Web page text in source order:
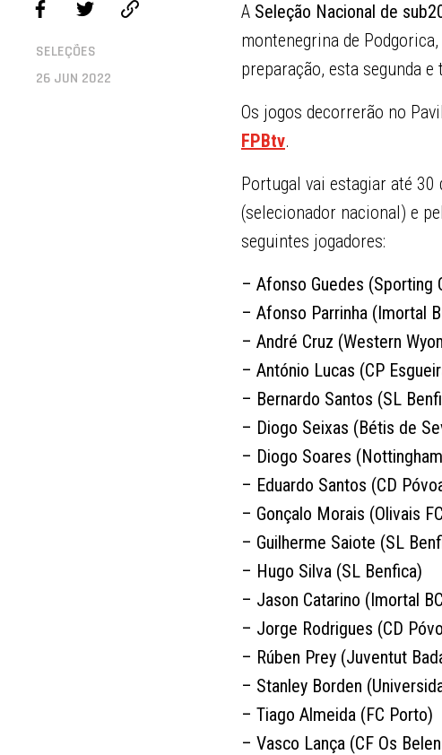
SELEÇÕES
26 JUN 2022
A Seleção Nacional de
montenegrina de
preparação, esta segunda
Os jogos decorrerão no
FPBtv.
Portugal vai estagiar até 30
(selecionador nacional) e
seguintes jogadores:
– Afonso Guedes (Sporting
– Afonso Parrinha (Imortal
– André Cruz (Western
– António Lucas (CP
– Bernardo Santos (SL
– Diogo Seixas (Bétis de
– Diogo Soares
– Eduardo Santos (CD
– Gonçalo Morais (Olivais
– Guilherme Saiote (SL
– Hugo Silva (SL Benfica)
– Jason Catarino (Imortal
– Jorge Rodrigues (CD
– Rúben Prey (Juventut
– Stanley Borden
– Tiago Almeida (FC Porto)
– Vasco Lança (CF Os